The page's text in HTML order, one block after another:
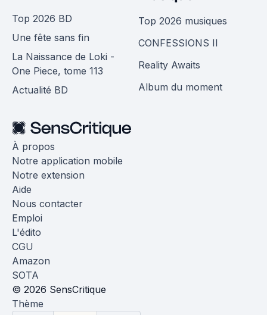
Top 2026 BD
Une fête sans fin
La Naissance de Loki -
One Piece, tome 113
Actualité BD
Top 2026 musiques
CONFESSIONS II
Reality Awaits
Album du moment
À propos
Notre application mobile
Notre extension
Aide
Nous contacter
Emploi
L'édito
CGU
Amazon
SOTA
© 2026 SensCritique
Thème